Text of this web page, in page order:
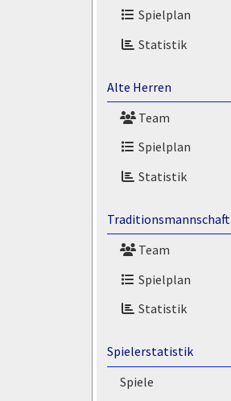
Spielplan
Statistik
Alte Herren
Team
Spielplan
Statistik
Traditionsmannschaft
Team
Spielplan
Statistik
Spielerstatistik
Spiele